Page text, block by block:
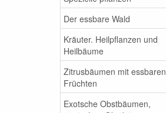
Der essbare Wald
Kräuter. Heilpflanzen und
Heilbäume
Zitrusbäumen mit essbaren
Früchten
Exotsche Obstbäumen,